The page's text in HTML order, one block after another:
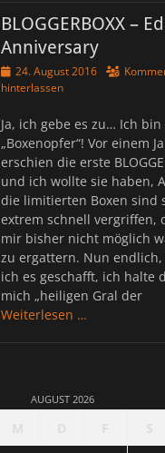
BLOGGERBOXX –
Anniversary
Veröffentlicht
am
24. August 2016
hinterlassen
Ja, ich gebe es zu… Ich bin
„Boxenopfer“! Vor einem
erschien die erste
und ich wollte sie haben,
die limitierten Boxen sind
extrem schnell vergriffen,
mir bisher nicht möglich
zu ergattern. Nun endlich,
ich es geschafft, ich halte
mich „heiligen Gral der
Weiterlesen …
AUGUST 2026